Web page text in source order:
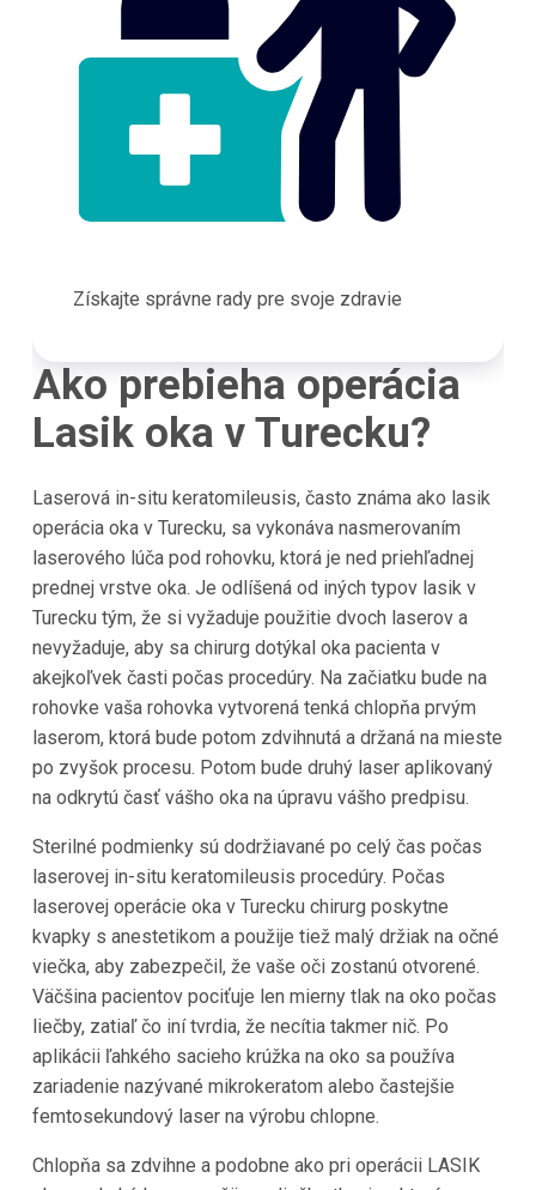
Získajte správne rady pre svoje zdravie
Ako prebieha operácia
Lasik oka vTurecku?
Laserová in-situ keratomileusis, často známa ako lasik
operácia oka v Turecku, sa vykonáva nasmerovaním
laserového lúča pod rohovku, ktorá je ned priehľadnej
prednej vrstve oka. Je odlíšená od iných typov lasik v
Turecku tým, že si vyžaduje použitie dvoch laserov a
nevyžaduje, aby sa chirurg dotýkal oka pacienta v
akejkoľvek časti počas procedúry. Na začiatku bude na
rohovke vaša rohovka vytvorená tenká chlopňa prvým
laserom, ktorá bude potom zdvihnutá a držaná na mieste
po zvyšok procesu. Potom bude druhý laser aplikovaný
na odkrytú časť vášho oka na úpravu vášho predpisu.
Sterilné podmienky sú dodržiavané po celý čas počas
laserovej in-situ keratomileusis procedúry. Počas
laserovej operácie oka v Turecku chirurg poskytne
kvapky s anestetikom a použije tiež malý držiak na očné
viečka, aby zabezpečil, že vaše oči zostanú otvorené.
Väčšina pacientov pociťuje len mierny tlak na oko počas
liečby, zatiaľ čo iní tvrdia, že necítia takmer nič. Po
aplikácii ľahkého sacieho krúžka na oko sa používa
zariadenie nazývané mikrokeratom alebo častejšie
femtosekundový laser na výrobu chlopne.
Chlopňa sa zdvihne a podobne ako pri operácii LASIK